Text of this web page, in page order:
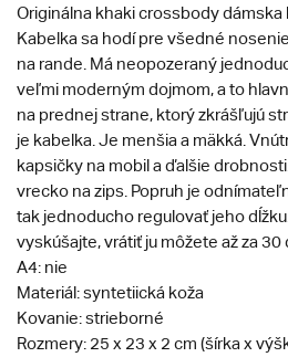
Originálna khaki crossbody dámska
Kabelka sa hodí pre všedné
na rande. Má neopozeraný
veľmi moderným dojmom, a to
na prednej strane, ktorý zkrášľujú
je kabelka. Je menšia a mäkká.
kapsičky na mobil a ďalšie
vrecko na zips. Popruh je
tak jednoducho regulovať jeho
vyskúšajte, vrátiť ju môžete až za 30
A4: nie
Materiál: syntetiická koža
Kovanie: strieborné
Rozmery: 25 x 23 x 2 cm (šírka x